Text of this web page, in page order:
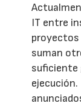
IT entre
proyectos
suman
suficiente